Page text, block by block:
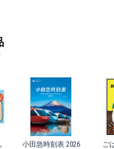
小田急時刻表 2026
ご